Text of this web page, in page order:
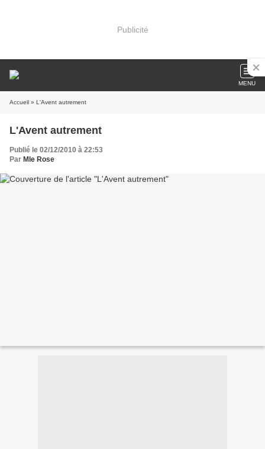
Publicité
MENU
Accueil » L'Avent autrement
L'Avent autrement
Publié le 02/12/2010 à 22:53
Par Mle Rose